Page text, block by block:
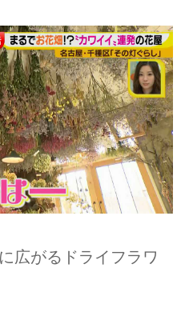
広がるドライフラワ